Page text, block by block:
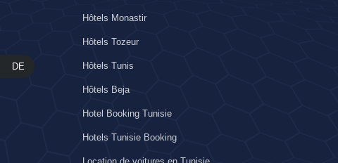
DE
Hôtels Monastir
Hôtels Tozeur
Hôtels Tunis
Hôtels Beja
Hotel Booking Tunisie
Hotels Tunisie Booking